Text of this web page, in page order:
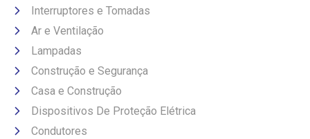
Interruptores e Tomadas
Ar e Ventilação
Lampadas
Construção e Segurança
Casa e Construção
Dispositivos De Proteção Elétrica
Condutores